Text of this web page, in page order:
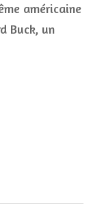
américaine
Buck, un